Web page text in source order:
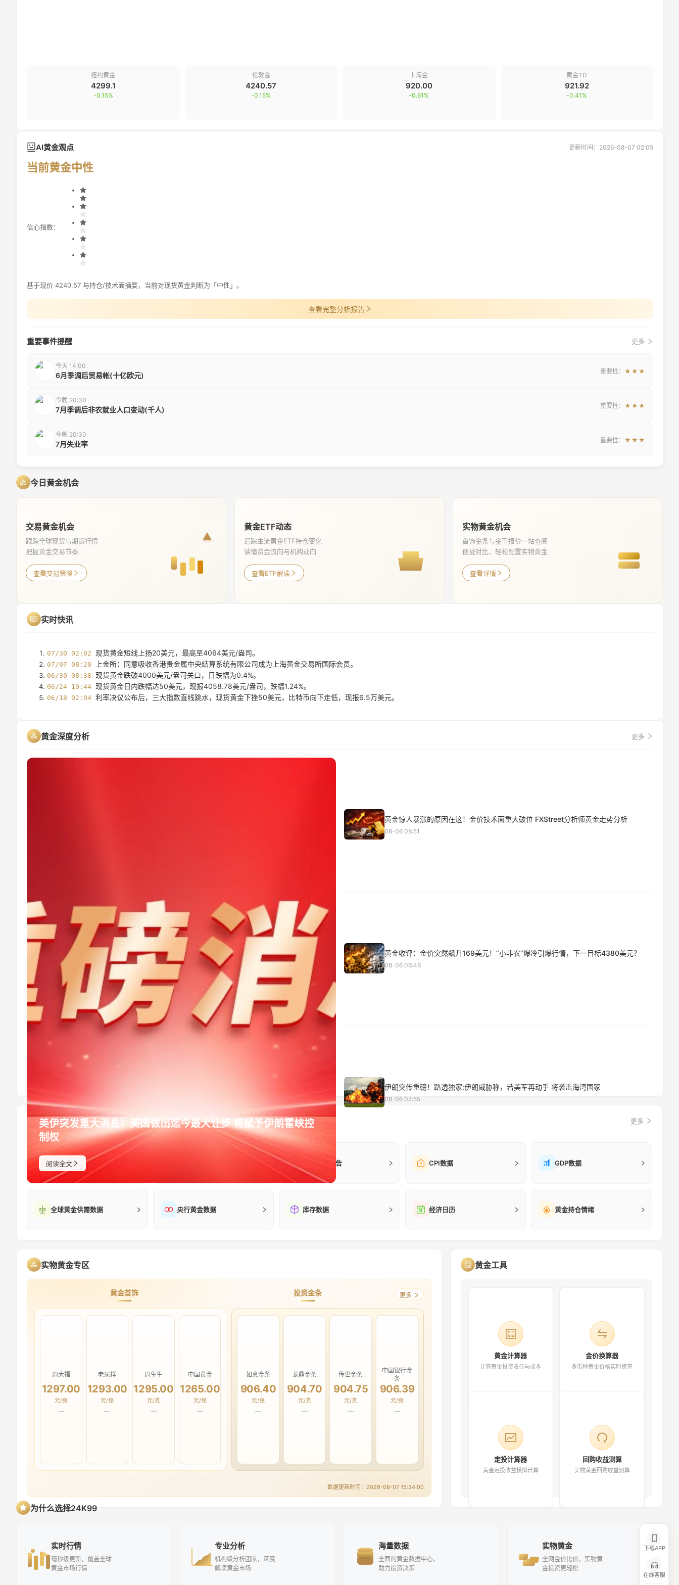
纽约黄金
4299.1
-0.15%
伦敦金
4240.57
-0.15%
上海金
920.00
-0.61 %
黄金TD
921.92
-0.41 %
AI黄金观点 更新时间： 2026-08-07 02:05
当前黄金中性
信心指数：
基于现价 4240.57 与持仓/技术面摘要，当前对现货黄金判断为「中性」。
查看完整分析报告
重要事件提醒 更多
今天 14:00
6月季调后贸易帐(十亿欧元) 重要性： ★★★
今晚 20:30
7月季调后非农就业人口变动(千人) 重要性： ★★★
今晚 20:30
7月失业率 重要性： ★★★
今日黄金机会
交易黄金机会
跟踪全球现货与期货行情
把握黄金交易节奏
查看交易策略
黄金ETF动态
追踪主流黄金ETF持仓变化
读懂资金流向与机构动向
查看ETF解读
实物黄金机会
首饰金条与金币报价一站查阅
便捷对比、轻松配置实物黄金
查看详情
实时快讯
07/30 02:02 现货黄金短线上扬20美元，最高至4064美元/盎司。
07/07 08:20 上金所：同意吸收香港贵金属中央结算系统有限公司成为上海黄金交易所国际会员。
06/30 08:38 现货黄金跌破4000美元/盎司关口，日跌幅为0.4%。
06/24 10:44 现货黄金日内跌幅达50美元，现报4058.78美元/盎司，跌幅1.24%。
06/18 02:04 利率决议公布后，三大指数直线跳水，现货黄金下挫50美元，比特币向下走低，现报6.5万美元。
黄金深度分析 更多
美伊突发重大消息！美国做出迄今最大让步 将赋予伊朗霍峡控
制权
阅读全文
黄金惊人暴涨的原因在这！金价技术面重大破位 FXStreet分析师黄金走势分析
08-06 08:51
黄金收评：金价突然飙升169美元！“小非农”爆冷引爆行情，下一目标4380美元？
08-06 06:46
伊朗突传重磅！路透独家:伊朗威胁称，若美军再动手 将袭击海湾国家
08-06 07:55
数据中心 更多
SPDR Gold ETF持仓 美国非农报告 CPI数据 GDP数据
全球黄金供需数据 央行黄金数据 库存数据 经济日历 黄金持仓情绪
实物黄金专区
黄金首饰 投资金条 更多
周大福
1297.00
元/克
—
老凤祥
1293.00
元/克
—
周生生
1295.00
元/克
—
中国黄金
1265.00
元/克
—
如意金条
906.40
元/克
—
龙鼎金条
904.70
元/克
—
传世金条
904.75
元/克
—
中国银行金
条
906.39
元/克
—
数据更新时间： 2026-08-07 15:34:00
黄金工具
黄金计算器
计算黄金投资收益与成本
金价换算器
多币种黄金价格实时换算
定投计算器
黄金定投收益模拟计算
回购收益测算
实物黄金回购收益测算
为什么选择24K99
实时行情
毫秒级更新，覆盖全球
黄金市场行情
专业分析
机构级分析团队，深度
解读黄金市场
海量数据
全面的黄金数据中心，
助力投资决策
实物黄金
全网金价比价，实物黄
金投资更轻松
下载APP
在线客服